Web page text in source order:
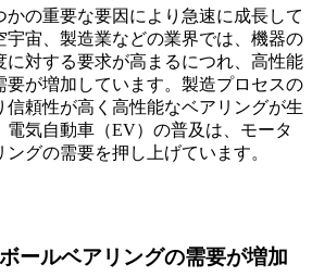
の重要な要因により急速に成長して
宇宙、製造業などの業界では、機器の
に対する要求が高まるにつれ、高性能
要が増加しています。製造プロセスの
信頼性が高く高性能なベアリングが生
電気自動車（EV）の普及は、モータ
グの需要を押し上げています。
ールベアリングの需要が増加